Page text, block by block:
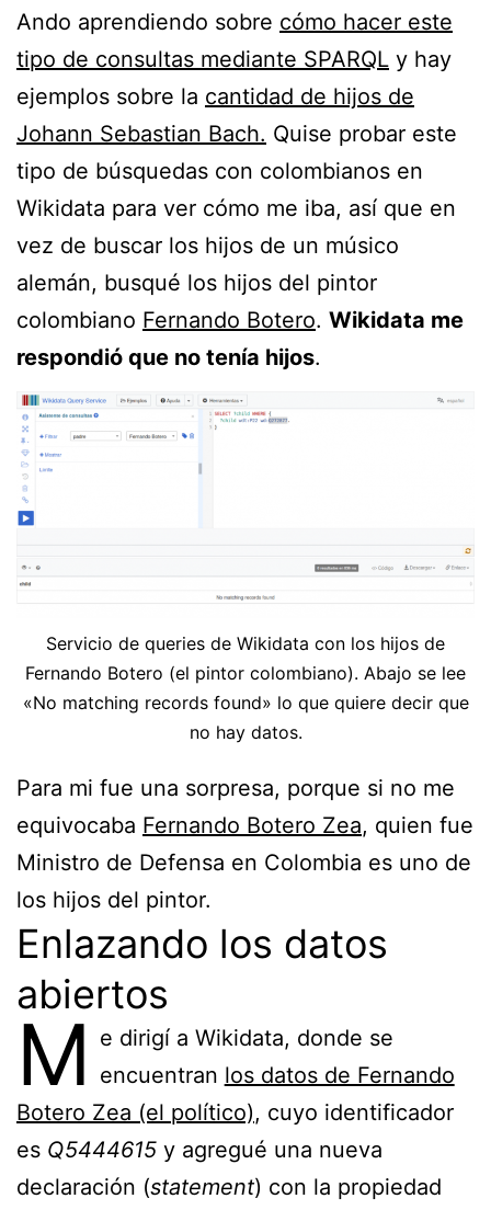
Ando aprendiendo sobre cómo hacer este
tipo de consultas mediante SPARQL y hay
ejemplos sobre la cantidad de hijos de
Johann Sebastian Bach. Quise probar este
tipo de búsquedas con colombianos en
Wikidata para ver cómo me iba, así que en
vez de buscar los hijos de un músico
alemán, busqué los hijos del pintor
colombiano Fernando Botero. Wikidata me
respondió que no tenía hijos.
Servicio de queries de Wikidata con los hijos de
Fernando Botero (el pintor colombiano). Abajo se lee
«No matching records found» lo que quiere decir que
no hay datos.
Para mi fue una sorpresa, porque si no me
equivocaba Fernando Botero Zea, quien fue
Ministro de Defensa en Colombia es uno de
los hijos del pintor.
Enlazando los datos
abiertos
M
e dirigí a Wikidata, donde se
encuentran los datos de Fernando
Botero Zea (el político), cuyo identificador
es Q5444615 y agregué una nueva
declaración (statement) con la propiedad